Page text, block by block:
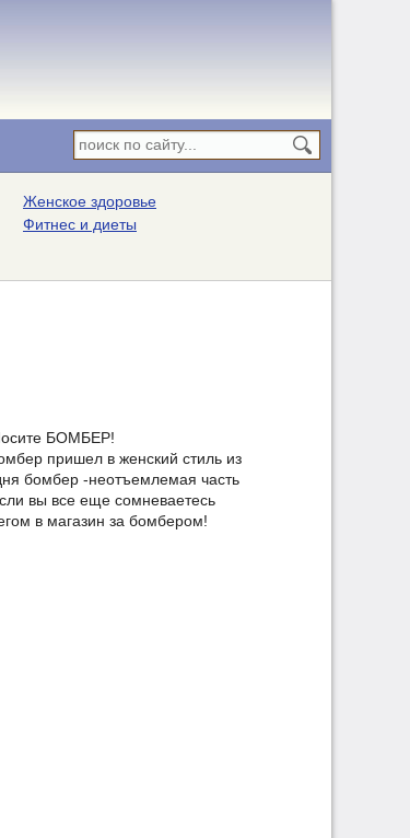
Женское здоровье
Фитнес и диеты
БОМБЕР!
пришел в женский стиль из
бомбер -неотъемлемая часть
вы все еще сомневаетесь
в магазин за бомбером!